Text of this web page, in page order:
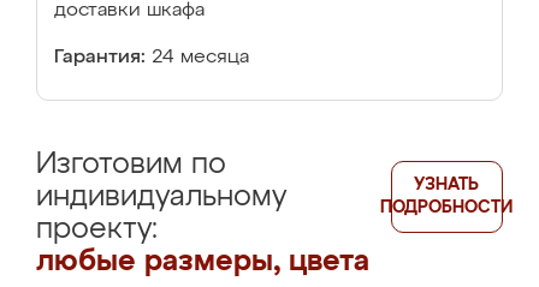
доставки шкафа
Гарантия: 24 месяца
Изготовим по
индивидуальному
проекту:
любые размеры, цвета
УЗНАТЬ
ПОДРОБНОСТИ